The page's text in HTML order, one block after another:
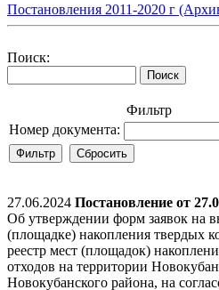
Постановления 2011-2020 г
Поиск:
Фильтр
Номер документа:
27.06.2024 Постановление от
Об утверждении форм заявок на
(площадке) накопления твердых
реестр мест (площадок)
отходов на территории
Новокубанского района, на